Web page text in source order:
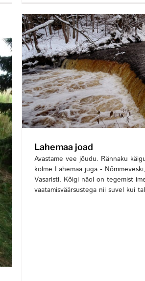
Lahemaa joad
Avastame vee jõudu. Rännaku
kolme Lahemaa juga -
Vasaristi. Kõigi näol on tegemist
vaatamisväärsustega nii suvel kui